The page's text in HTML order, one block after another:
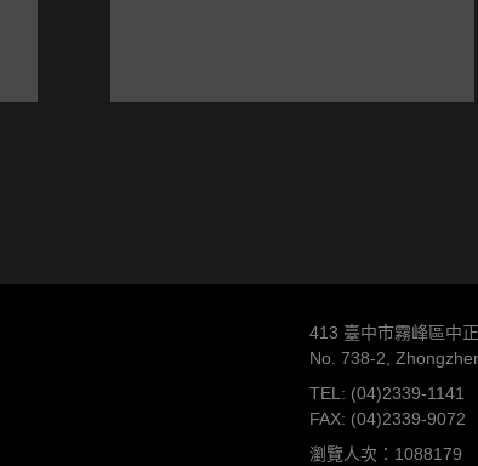
413 臺中市霧峰區中
No. 738-2,
TEL: (04)2339-1141
FAX: (04)2339-9072
瀏覽人次：1088179